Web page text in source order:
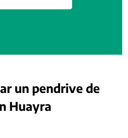
un pendrive de
Huayra